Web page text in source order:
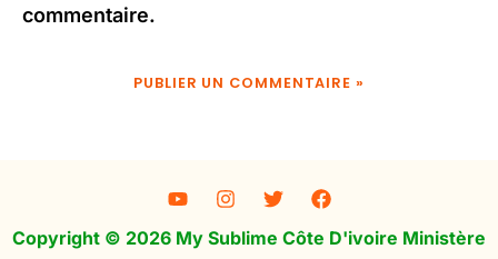
commentaire.
Copyright © 2026 My Sublime Côte D'ivoire Ministère